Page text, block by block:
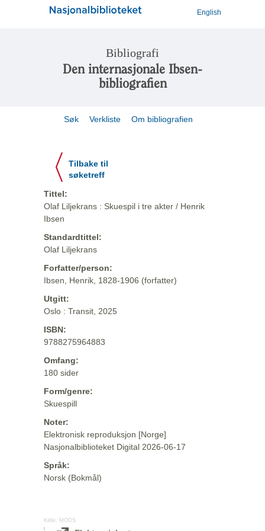
English
Bibliografi
Den internasjonale Ibsen-
bibliografien
Søk Verkliste Om bibliografien
Tilbake til
søketreff
Tittel:
Olaf Liljekrans : Skuespil i tre akter / Henrik
Ibsen
Standardtittel:
Olaf Liljekrans
Forfatter/person:
Ibsen, Henrik, 1828-1906 (forfatter)
Utgitt:
Oslo : Transit, 2025
ISBN:
9788275964883
Omfang:
180 sider
Form/genre:
Skuespill
Noter:
Elektronisk reproduksjon [Norge]
Nasjonalbiblioteket Digital 2026-06-17
Språk:
Norsk (Bokmål)
Kilde: MODS